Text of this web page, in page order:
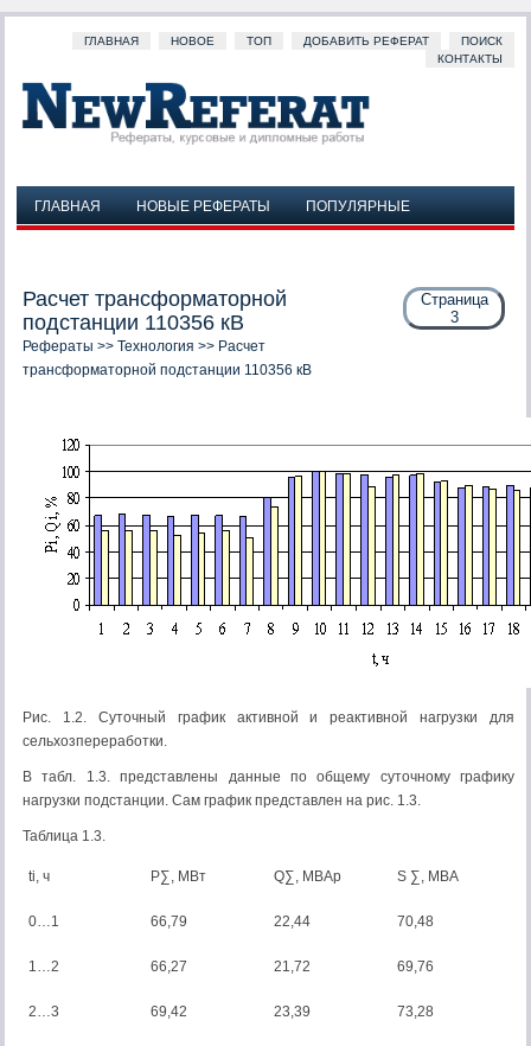
ГЛАВНАЯ НОВОЕ ТОП ДОБАВИТЬ РЕФЕРАТ
ПОИСК
КОНТАКТЫ
ГЛАВНАЯ НОВЫЕ РЕФЕРАТЫ
ПОПУЛЯРНЫЕ
Страница
3
Расчет трансформаторной
подстанции 110356 кВ
Рефераты >> Технология >> Расчет
трансформаторной подстанции 110356 кВ
Рис. 1.2. Суточный график активной и реактивной нагрузки для
сельхозпереработки.
В табл. 1.3. представлены данные по общему суточному графику
нагрузки подстанции. Сам график представлен на рис. 1.3.
Таблица 1.3.
ti, ч P∑, МВт Q∑, МВАр S ∑, МВА
0…1 66,79 22,44 70,48
1…2 66,27 21,72 69,76
2…3 69,42 23,39 73,28